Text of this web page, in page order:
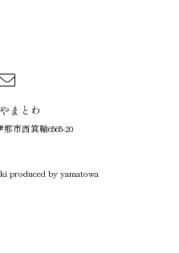
まとわ
市西箕輪6565-20
produced by yamatowa